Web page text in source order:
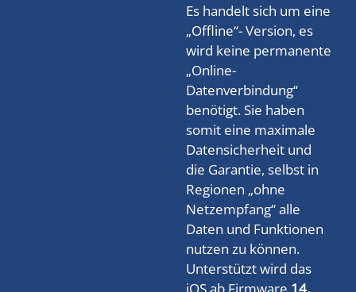
Es handelt sich um eine
„Offline“- Version, es
wird keine permanente
„Online-
Datenverbindung“
benötigt. Sie haben
somit eine maximale
Datensicherheit und
die Garantie, selbst in
Regionen „ohne
Netzempfang“ alle
Daten und Funktionen
nutzen zu können.
Unterstützt wird das